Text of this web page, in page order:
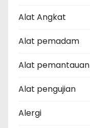
Alat Angkat
Alat pemadam
Alat pemantauan
Alat pengujian
Alergi